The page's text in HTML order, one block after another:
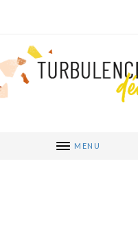
MENU